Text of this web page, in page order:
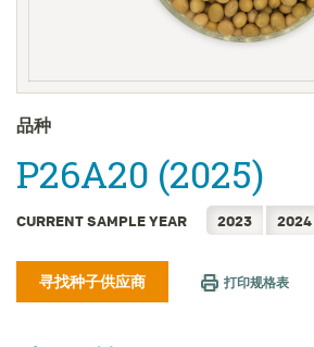
ENGLISH
FRANÇAIS
한국어
繁體中文
TIẾNG VIỆT
品种
P26A20 (2025)
CURRENT SAMPLE YEAR 2023 2024
寻找种子供应商 打印规格表